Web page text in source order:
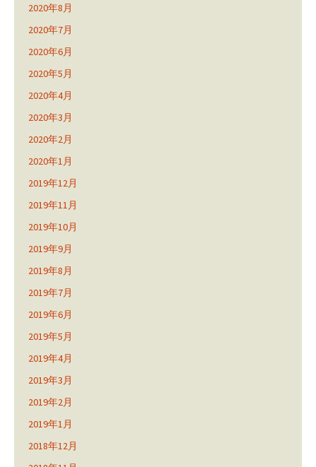
2020年8月
2020年7月
2020年6月
2020年5月
2020年4月
2020年3月
2020年2月
2020年1月
2019年12月
2019年11月
2019年10月
2019年9月
2019年8月
2019年7月
2019年6月
2019年5月
2019年4月
2019年3月
2019年2月
2019年1月
2018年12月